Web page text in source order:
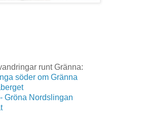
runt Gränna:
söder om Gränna
Gröna Nordslingan